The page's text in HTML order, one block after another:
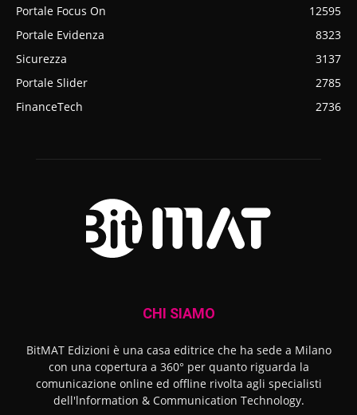
Portale Focus On
12595
Portale Evidenza
8323
Sicurezza
3137
Portale Slider
2785
FinanceTech
2736
CHI SIAMO
BitMAT Edizioni è una casa editrice che ha sede a Milano
con una copertura a 360° per quanto riguarda la
comunicazione online ed offline rivolta agli specialisti
dell'lnformation & Communication Technology.